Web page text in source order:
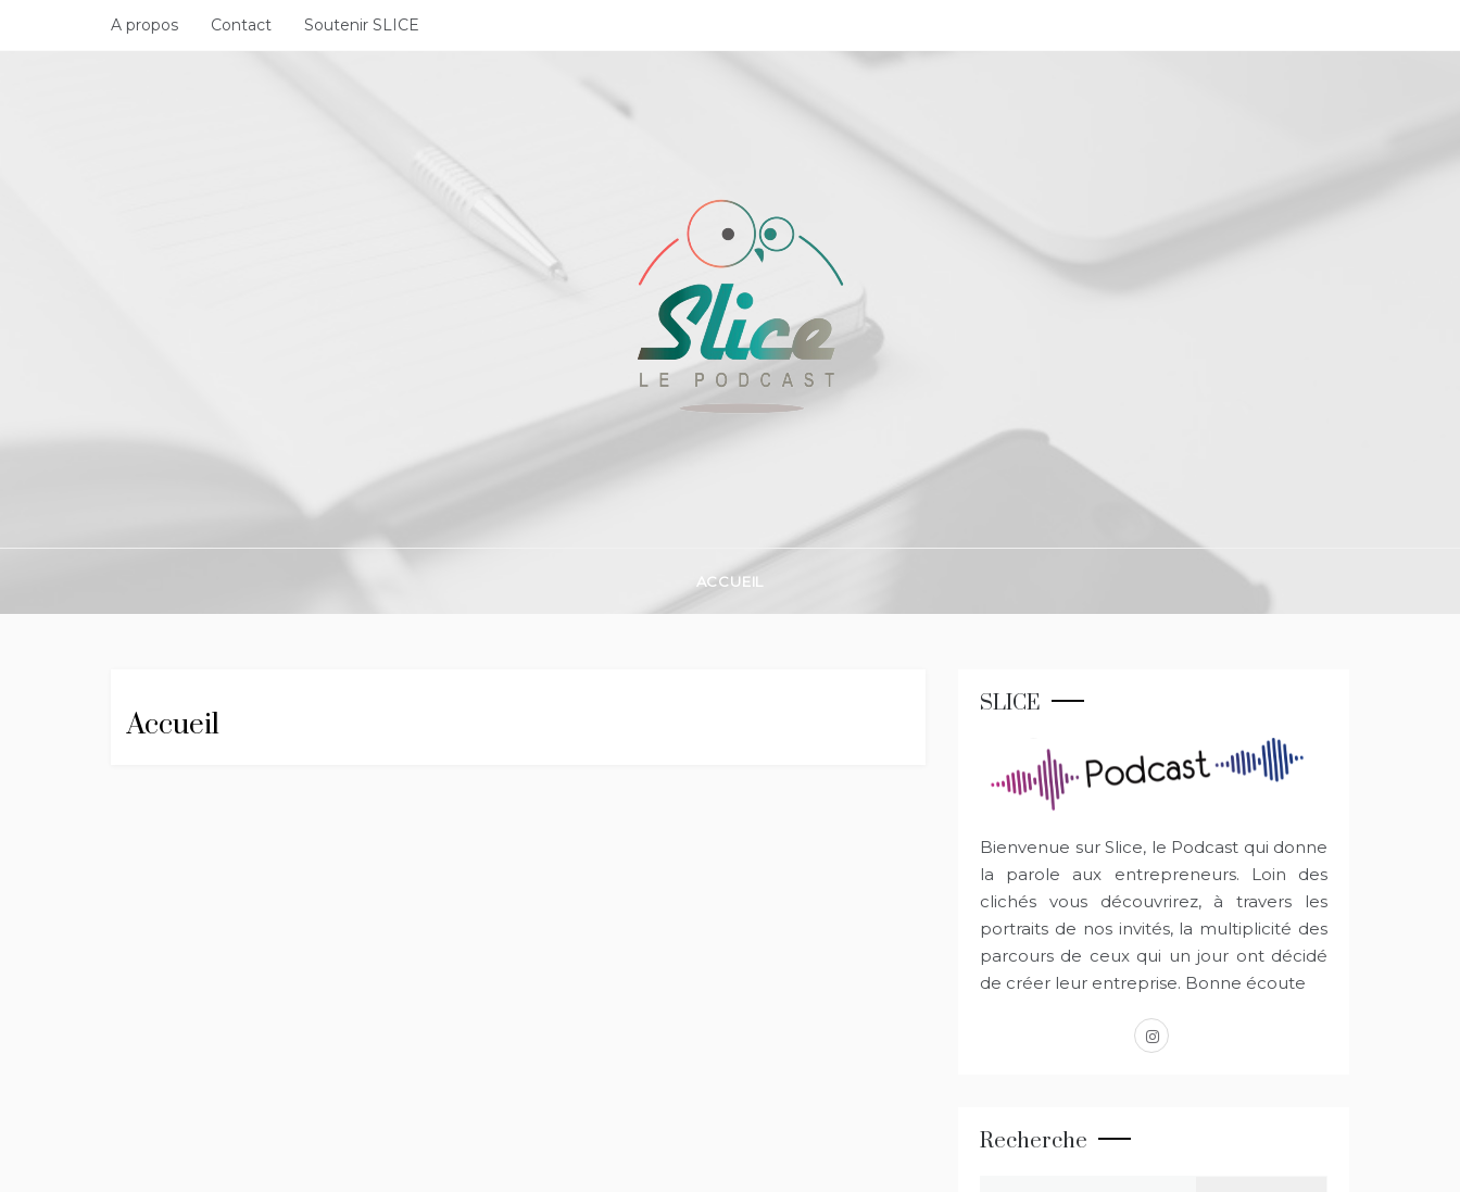
A propos Contact Soutenir SLICE
ACCUEIL
Accueil
SLICE
Bienvenue sur Slice, le Podcast qui donne
la parole aux entrepreneurs. Loin des
clichés vous découvrirez, à travers les
portraits de nos invités, la multiplicité des
parcours de ceux qui un jour ont décidé
de créer leur entreprise. Bonne écoute
instagram
Recherche